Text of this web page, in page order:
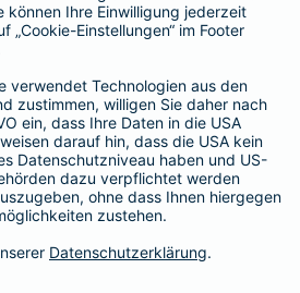
Leckerlies alles. Beim Gassigehen
gespickte Wurst. Die
den 4-fachen GOT-Satz und Balus
Rechnung begleichen. Der
erstattet dieNotfallversorgung
komplett - ohne eine Begrenzung
für Operationen.